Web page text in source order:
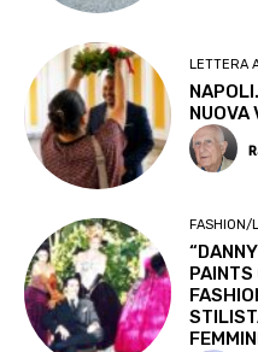
LETTERA
NUOVA
FASHION/